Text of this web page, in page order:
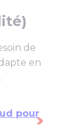
de
en
pour